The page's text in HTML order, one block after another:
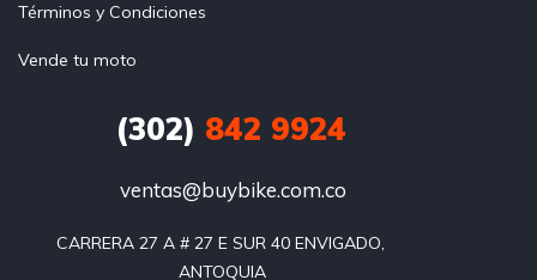
Términos y Condiciones
Vende tu moto
(302) 842 9924
ventas@buybike.com.co
CARRERA 27 A # 27 E SUR 40 ENVIGADO,
ANTOQUIA